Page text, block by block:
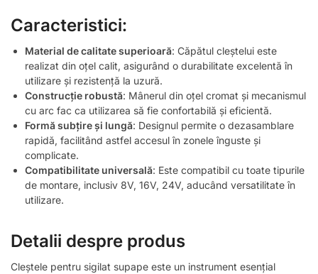
Caracteristici:
Material de calitate superioară: Căpătul cleștelui este
realizat din oțel calit, asigurând o durabilitate excelentă în
utilizare și rezistență la uzură.
Construcție robustă: Mânerul din oțel cromat și mecanismul
cu arc fac ca utilizarea să fie confortabilă și eficientă.
Formă subțire și lungă: Designul permite o dezasamblare
rapidă, facilitând astfel accesul în zonele înguste și
complicate.
Compatibilitate universală: Este compatibil cu toate tipurile
de montare, inclusiv 8V, 16V, 24V, aducând versatilitate în
utilizare.
Detalii despre produs
Cleștele pentru sigilat supape este un instrument esențial